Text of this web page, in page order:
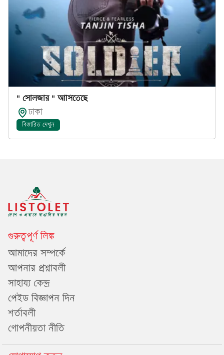
" সোলজার " আসিতেছে
ঢাকা
বিস্তারিত দেখুন
গুরুত্বপূর্ণ লিঙ্ক
আমাদের সম্পর্কে
আপনার প্রশ্নাবলী
সাহায্য কেন্দ্র
পেইড বিজ্ঞাপন দিন
শর্তাবলী
গোপনীয়তা নীতি